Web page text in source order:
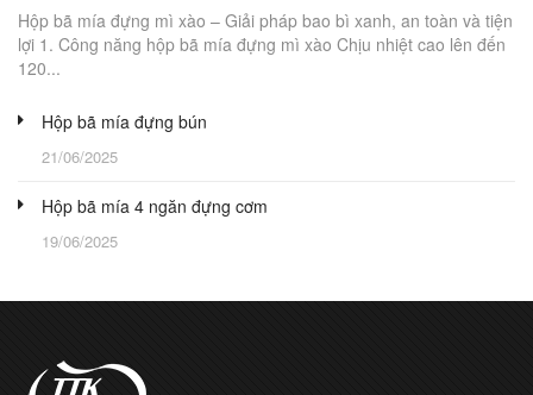
Hộp bã mía đựng mì xào – Giải pháp bao bì xanh, an toàn và tiện
lợi 1. Công năng hộp bã mía đựng mì xào Chịu nhiệt cao lên đến
120...
Hộp bã mía đựng bún
21/06/2025
Hộp bã mía 4 ngăn đựng cơm
19/06/2025